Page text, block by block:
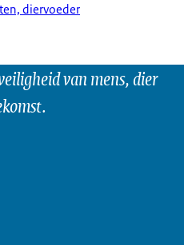
diervoeder
van mens, dier